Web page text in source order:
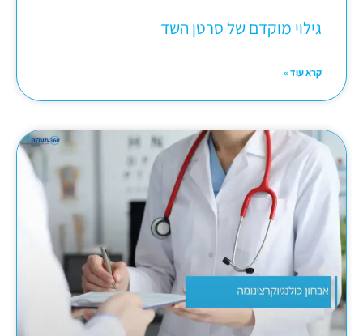
גילוי מוקדם של סרטן השד
קרא עוד »